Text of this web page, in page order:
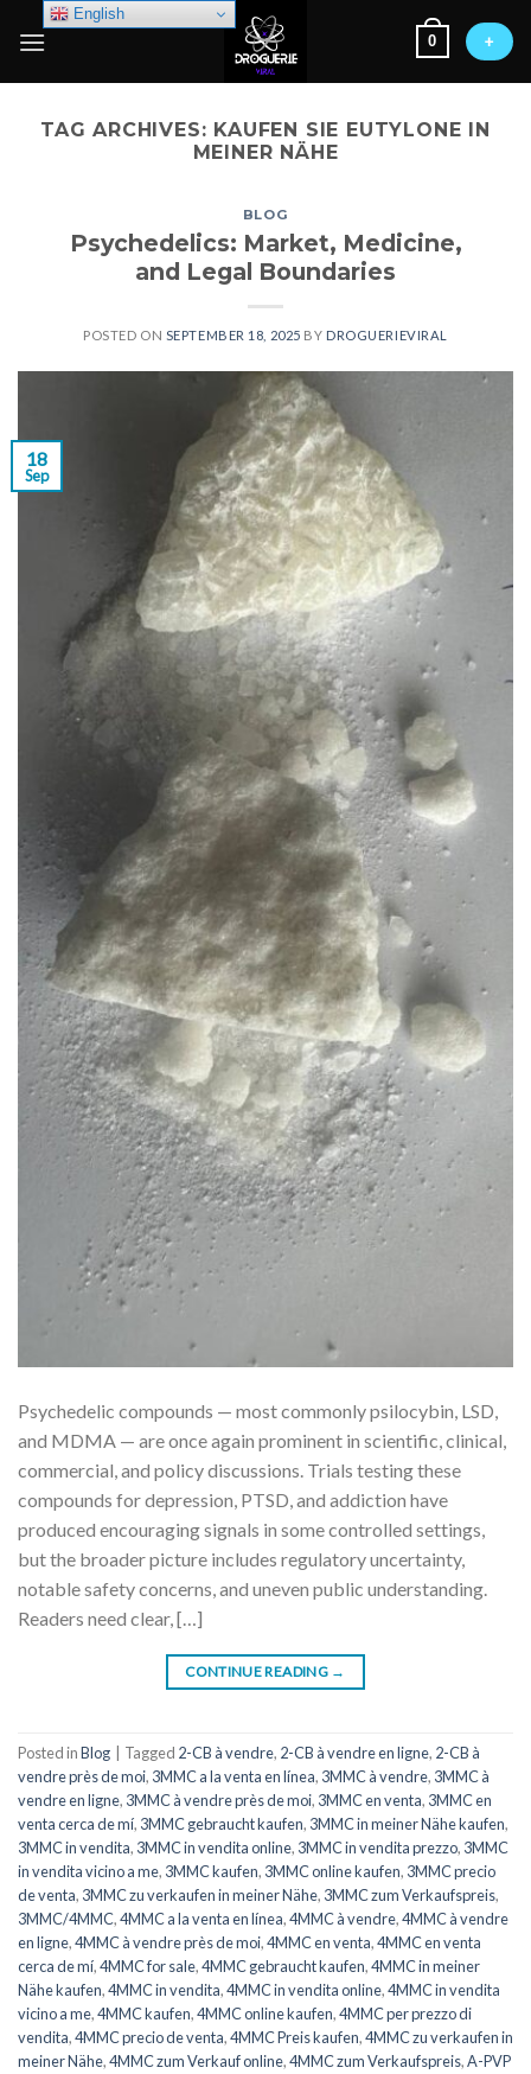
0 +
TAG ARCHIVES: KAUFEN SIE EUTYLONE IN
MEINER NÄHE
BLOG
Psychedelics: Market, Medicine,
and Legal Boundaries
POSTED ON SEPTEMBER 18, 2025 BY DROGUERIEVIRAL
18
Sep
Psychedelic compounds — most commonly psilocybin, LSD,
and MDMA — are once again prominent in scientific, clinical,
commercial, and policy discussions. Trials testing these
compounds for depression, PTSD, and addiction have
produced encouraging signals in some controlled settings,
but the broader picture includes regulatory uncertainty,
notable safety concerns, and uneven public understanding.
Readers need clear, […]
CONTINUE READING →
Posted inBlog Tagged 2-CB à vendre, 2-CB à vendre en ligne, 2-CB à
vendre près de moi, 3MMC a la venta en línea, 3MMC à vendre, 3MMC à
vendre en ligne, 3MMC à vendre près de moi, 3MMC en venta, 3MMC en
venta cerca de mí, 3MMC gebraucht kaufen, 3MMC in meiner Nähe kaufen,
3MMC in vendita, 3MMC in vendita online, 3MMC in vendita prezzo, 3MMC
in vendita vicino a me, 3MMC kaufen, 3MMC online kaufen, 3MMC precio
de venta, 3MMC zu verkaufen in meiner Nähe, 3MMC zum Verkaufspreis,
3MMC/4MMC,4MMC a la venta en línea,4MMC à vendre,4MMC à vendre
en ligne,4MMC à vendre près de moi,4MMC en venta,4MMC en venta
cerca de mí,4MMC for sale,4MMC gebraucht kaufen,4MMC in meiner
Nähe kaufen,4MMC in vendita,4MMC in vendita online,4MMC in vendita
vicino a me,4MMC kaufen,4MMC online kaufen,4MMC per prezzo di
vendita,4MMC precio de venta,4MMC Preis kaufen,4MMC zu verkaufen in
meiner Nähe,4MMC zum Verkauf online,4MMC zum Verkaufspreis,A-PVP
English